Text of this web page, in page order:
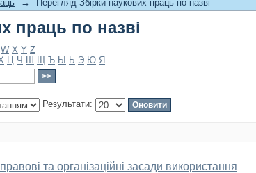
→ Перегляд Збірки наукових праць по назві
праць по назві
W X Y Z
Ц Ч Ш Щ Ъ Ы Ь Э Ю Я
Результати:
та організаційні засади використання